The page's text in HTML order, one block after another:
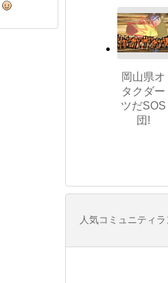
岡山県オ
タクダー
ツだSOS
団!
人気コミュニティ